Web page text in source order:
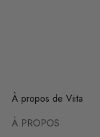
À propos de Viita
À PROPOS